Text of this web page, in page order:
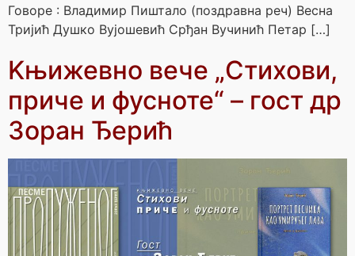
Говоре : Владимир Пиштало (поздравна реч) Весна
Тријић Душко Вујошевић Срђан Вучинић Петар […]
Kњижевно вече „Стихови,
приче и фусноте“ – гост др
Зоран Ђерић